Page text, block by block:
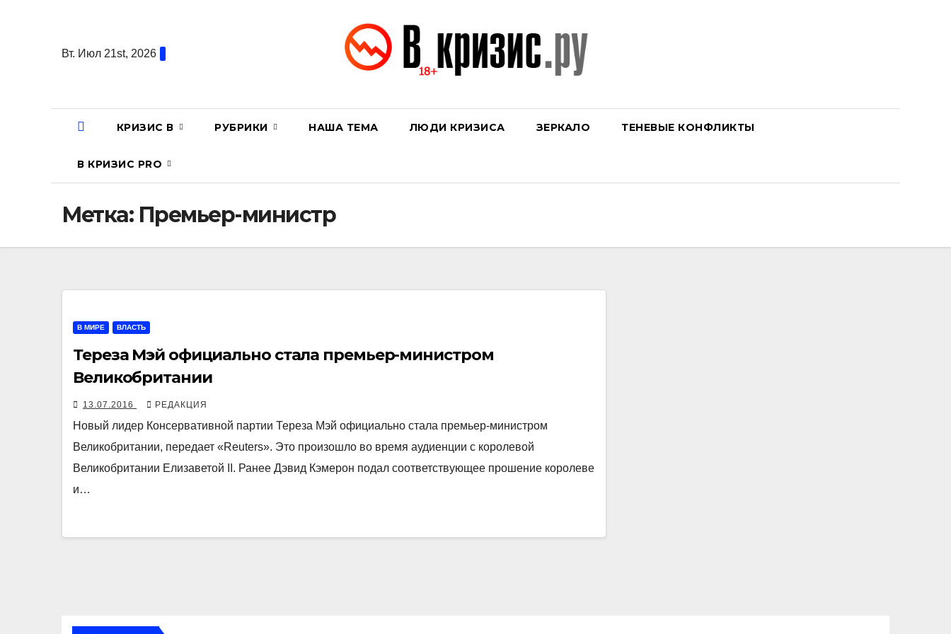
содержаниюВт. Июл 21st, 2026
КРИЗИС В РУБРИКИ НАША ТЕМА ЛЮДИ КРИЗИСА ЗЕРКАЛО ТЕНЕВЫЕ КОНФЛИКТЫ
В КРИЗИС PRO
Метка: Премьер-министр
В МИРЕ ВЛАСТЬ
Тереза Мэй официально стала премьер-министром
Великобритании
13.07.2016 РЕДАКЦИЯ
Новый лидер Консервативной партии Тереза Мэй официально стала премьер-министром
Великобритании, передает «Reuters». Это произошло во время аудиенции с королевой
Великобритании Елизаветой II. Ранее Дэвид Кэмерон подал соответствующее прошение королеве
и…